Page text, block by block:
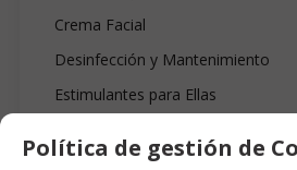
Crema Facial
Desinfección y Mantenimiento
Estimulantes para Ellas
Política de gestión de